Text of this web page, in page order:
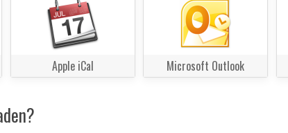
Apple iCal Microsoft Outlook